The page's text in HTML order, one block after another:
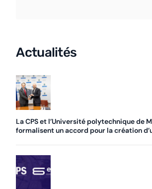
Actualités
La CPS et l’Université polytechnique de
formalisent un accord pour la création